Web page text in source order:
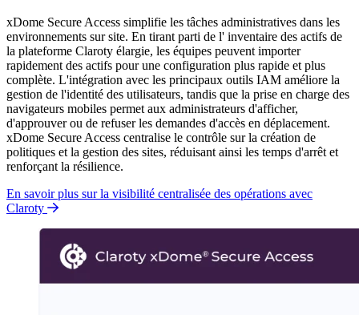
xDome Secure Access simplifie les tâches administratives dans les
environnements sur site. En tirant parti de l' inventaire des actifs de
la plateforme Claroty élargie, les équipes peuvent importer
rapidement des actifs pour une configuration plus rapide et plus
complète. L'intégration avec les principaux outils IAM améliore la
gestion de l'identité des utilisateurs, tandis que la prise en charge des
navigateurs mobiles permet aux administrateurs d'afficher,
d'approuver ou de refuser les demandes d'accès en déplacement.
xDome Secure Access centralise le contrôle sur la création de
politiques et la gestion des sites, réduisant ainsi les temps d'arrêt et
renforçant la résilience.
En savoir plus sur la visibilité centralisée des opérations avec
Claroty